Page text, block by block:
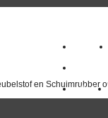
en Schuimrubber
Home
Outlet